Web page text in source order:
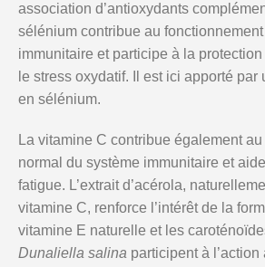
association d’antioxydants
sélénium contribue au
immunitaire et participe à la
le stress oxydatif. Il est ici apporté
en sélénium.
La vitamine C contribue également
normal du système immunitaire et
fatigue. L’extrait d’acérola,
vitamine C, renforce l’intérêt de la
vitamine E naturelle et les
Dunaliella salina participent à